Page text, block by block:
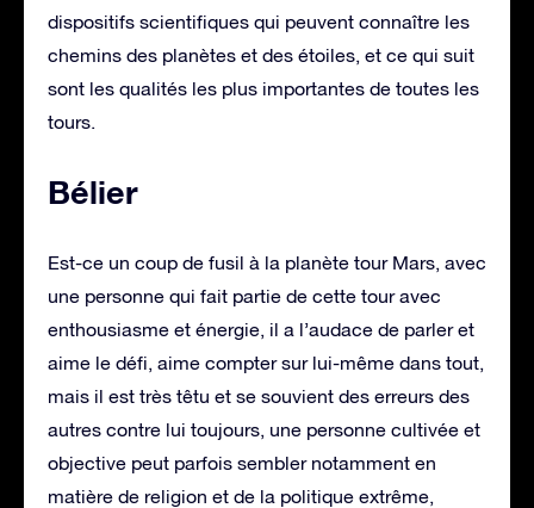
dispositifs scientifiques qui peuvent connaître les
chemins des planètes et des étoiles, et ce qui suit
sont les qualités les plus importantes de toutes les
tours.
Bélier
Est-ce un coup de fusil à la planète tour Mars, avec
une personne qui fait partie de cette tour avec
enthousiasme et énergie, il a l’audace de parler et
aime le défi, aime compter sur lui-même dans tout,
mais il est très têtu et se souvient des erreurs des
autres contre lui toujours, une personne cultivée et
objective peut parfois sembler notamment en
matière de religion et de la politique extrême,